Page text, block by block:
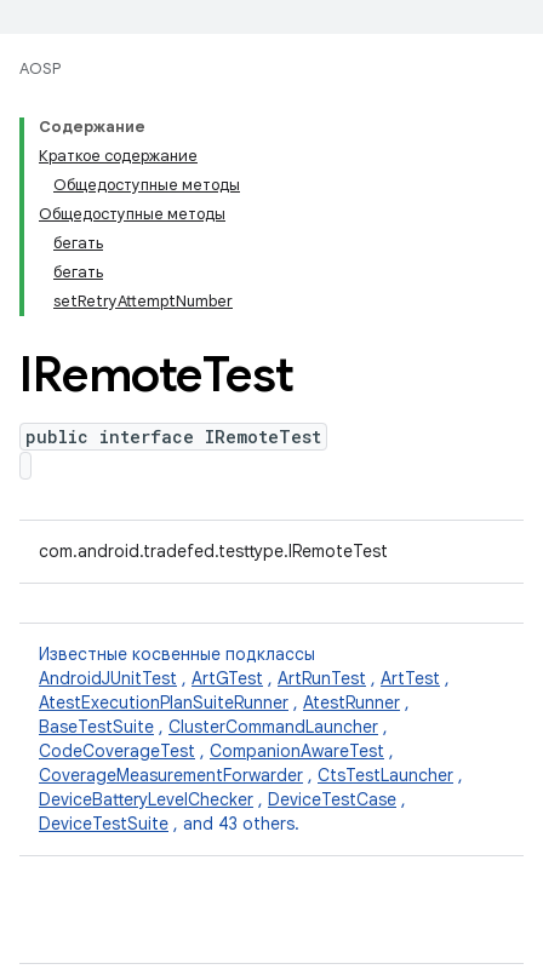
AOSP
Содержание
Краткое содержание
Общедоступные методы
Общедоступные методы
бегать
бегать
setRetryAttemptNumber
IRemoteTest
public interface IRemoteTest
com.android.tradefed.testtype.IRemoteTest
Известные косвенные подклассы
AndroidJUnitTest , ArtGTest , ArtRunTest , ArtTest ,
AtestExecutionPlanSuiteRunner , AtestRunner ,
BaseTestSuite , ClusterCommandLauncher ,
CodeCoverageTest , CompanionAwareTest ,
CoverageMeasurementForwarder , CtsTestLauncher ,
DeviceBatteryLevelChecker , DeviceTestCase ,
DeviceTestSuite , and 43 others.